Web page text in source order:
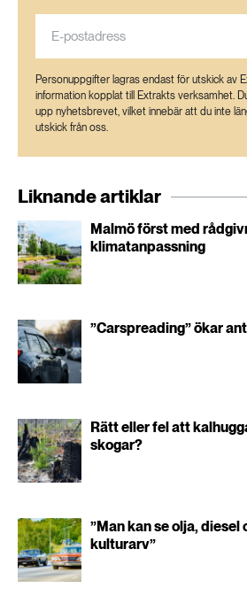
Personuppgifter lagras endast för utskick av
information kopplat till Extrakts verksamhet.
upp nyhetsbrevet, vilket innebär att du inte
utskick från oss.
Liknande artiklar
Malmö först med
klimatanpassning
”Carspreading” ökar
Rätt eller fel att
skogar?
”Man kan se olja,
kulturarv”